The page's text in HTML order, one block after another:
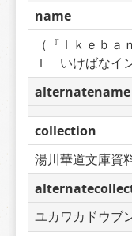
name
（『Ｉｋｅｂ
ｌ　いけばなイ
alternatename
collection
湯川華道文庫資
ユカワカドウブ